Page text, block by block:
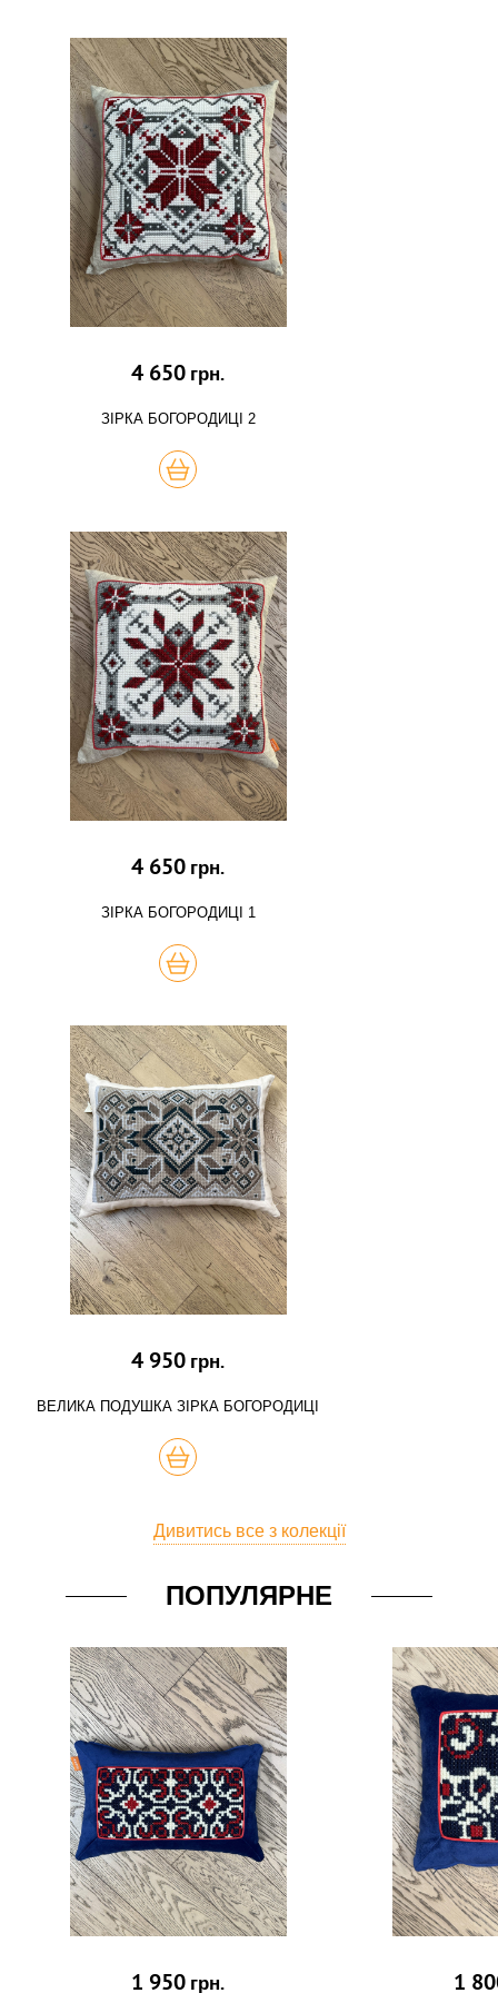
4 650 грн.
ЗІРКА БОГОРОДИЦІ 2
КУПИТЬ
4 650 грн.
ЗІРКА БОГОРОДИЦІ 1
КУПИТЬ
4 950 грн.
ВЕЛИКА ПОДУШКА ЗІРКА БОГОРОДИЦІ
КУПИТЬ
Дивитись все з колекції
ПОПУЛЯРНЕ
1 950 грн. 1